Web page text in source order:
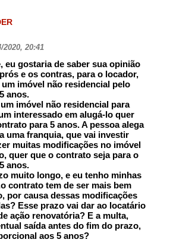
2020, 20:41
eu gostaria de saber sua opinião
e os contras, para o locador,
imóvel não residencial pelo
anos.
imóvel não residencial para
interessado em alugá-lo quer
para 5 anos. A pessoa alega
uma franquia, que vai investir
muitas modificações no imóvel
quer que o contrato seja para o
anos.
muito longo, e eu tenho minhas
contrato tem de ser mais bem
por causa dessas modificações
Esse prazo vai dar ao locatário
ação renovatória? E a multa,
saída antes do fim do prazo,
aos 5 anos?